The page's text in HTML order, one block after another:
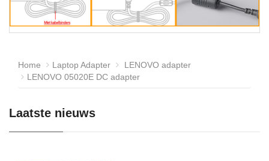
Home Laptop Adapter
LENOVO adapter
LENOVO 05020E DC adapter
Laatste nieuws